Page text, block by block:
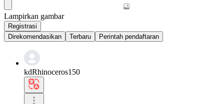
Lampirkan gambar
Registrasi
Direkomendasikan
Terbaru Perintah pendaftaran
kdRhinoceros150